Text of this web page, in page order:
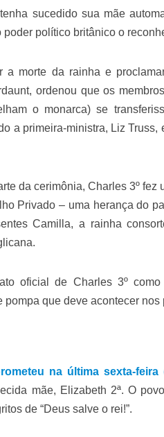
sucedido sua mãe
poder político britânico o
a morte da rainha e
ordenou que os
o monarca) se
a primeira-ministra, Liz
da cerimônia, Charles 3º
Privado – uma herança do
Camilla, a rainha
oficial de Charles 3º
pompa que deve acontecer nos
na última sexta-
mãe, Elizabeth 2ª. O
de “Deus salve o rei!”.